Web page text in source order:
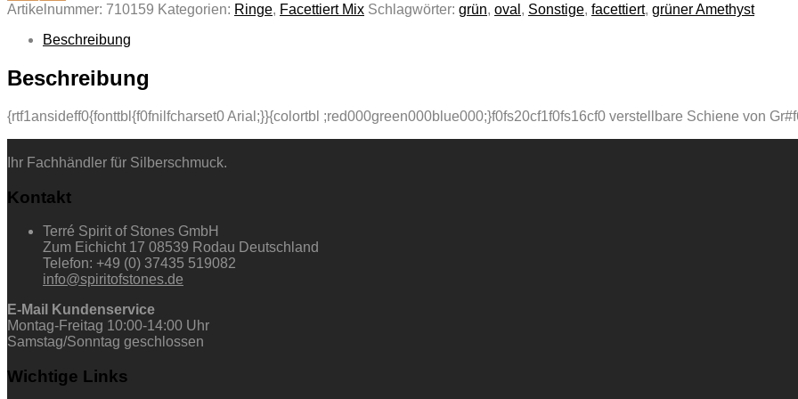
Artikelnummer: 710159 Kategorien: Ringe, Facettiert Mix Schlagwörter: grün, oval , Sonstige, facettiert, grüner Amethyst
Beschreibung
Beschreibung
{rtf1ansideff0{fonttbl{f0fnilfcharset0 Arial;}}{colortbl ;red000green000blue000;}f0fs20cf1f0fs16cf0 verstellbare Schiene von
Ihr Fachhändler für Silberschmuck.
Kontakt
Terré Spirit of Stones GmbH
Zum Eichicht 17 08539 Rodau Deutschland
Telefon: +49 (0) 37435 519082
info@spiritofstones.de
E-Mail Kundenservice
Montag-Freitag 10:00-14:00 Uhr
Samstag/Sonntag geschlossen
Wichtige Links